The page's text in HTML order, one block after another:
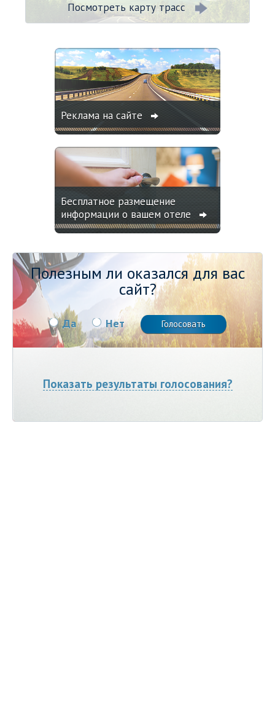
Посмотреть карту трасс
Реклама на сайте
Бесплатное размещение
информации о вашем отеле
Полезным ли оказался для вас
сайт?
Да Нет
Показать результаты голосования?